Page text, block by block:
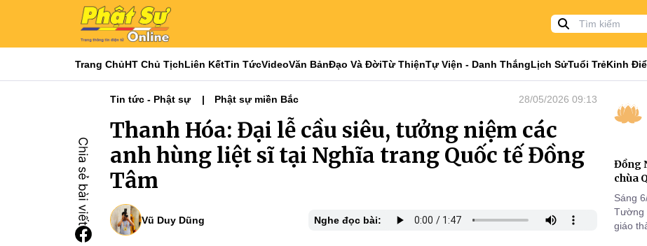
Trang ChủHT Chủ TịchLiên KếtTin TứcVideoVăn BảnĐạo Và ĐờiTừ ThiệnTự Viện - Danh ThắngLịch SửTuổi TrẻKinh
Tin tức - Phật sự Phật sự miền Bắc 28/05/2026 09:13
Thanh Hóa: Đại lễ cầu siêu, tưởng niệm các
anh hùng liệt sĩ tại Nghĩa trang Quốc tế Đồng
Tâm
Vũ Duy Dũng Nghe đọc bài:
Đồng
chùa
Sáng
Tường
giáo